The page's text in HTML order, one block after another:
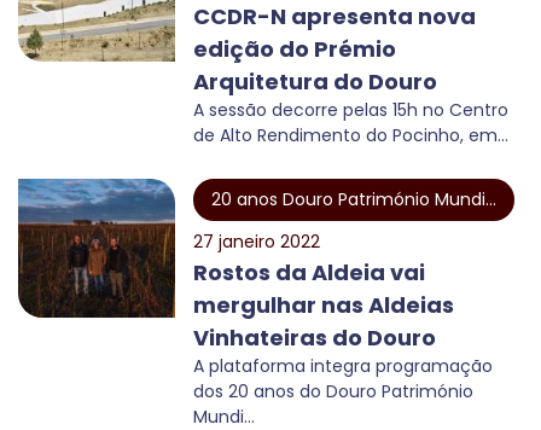
CCDR-N apresenta nova
edição do Prémio
Arquitetura do Douro
A sessão decorre pelas 15h no Centro
de Alto Rendimento do Pocinho, em...
20 anos Douro Património Mundi...
27 janeiro 2022
Rostos da Aldeia vai
mergulhar nas Aldeias
Vinhateiras do Douro
A plataforma integra programação
dos 20 anos do Douro Património
Mundi...